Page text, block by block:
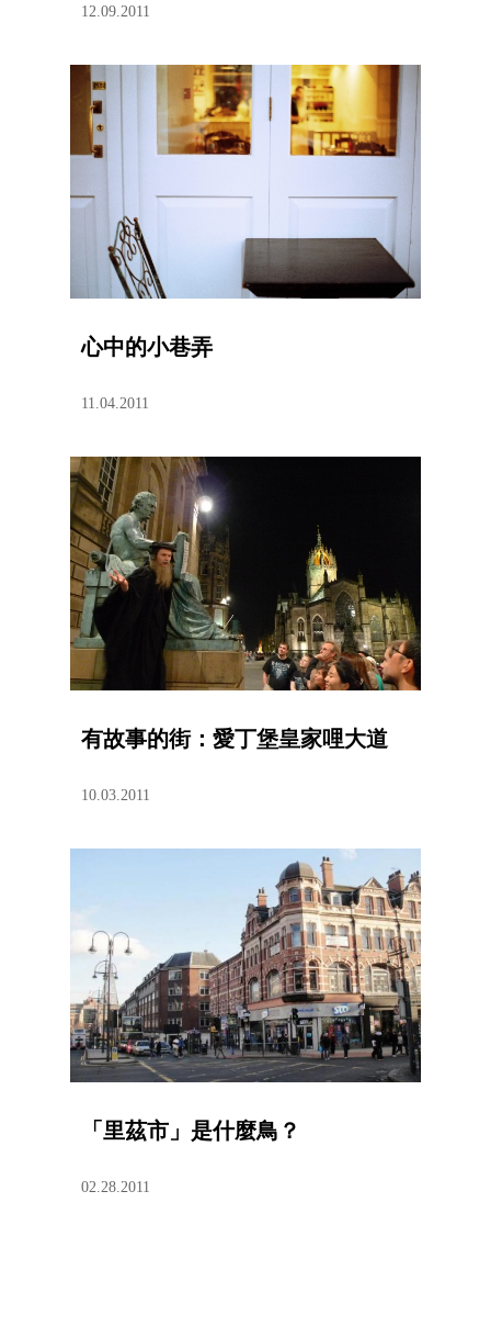
12.09.2011
心中的小巷弄
11.04.2011
有故事的街：愛丁堡皇家哩大道
10.03.2011
「里茲市」是什麼鳥？
02.28.2011